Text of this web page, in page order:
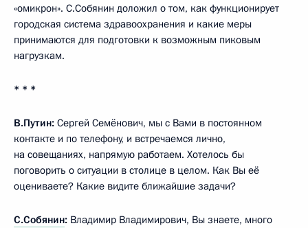
«омикрон». С.Собянин доложил о том, как функционирует
городская система здравоохранения и какие меры
принимаются для подготовки к возможным пиковым
нагрузкам.
* * *
В.Путин: Сергей Семёнович, мы с Вами в постоянном
контакте и по телефону, и встречаемся лично,
на совещаниях, напрямую работаем. Хотелось бы
поговорить о ситуации в столице в целом. Как Вы её
оцениваете? Какие видите ближайшие задачи?
С.Собянин: Владимир Владимирович, Вы знаете, много